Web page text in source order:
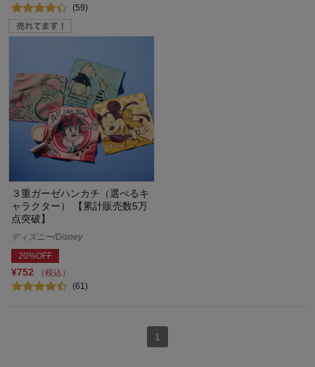
(59)
３重ガーゼハンカチ（選べるキ
ャラクター） 【累計販売数5万
点突破】
ディズニー/Disney
20%OFF
¥752
（税込）
(61)
1